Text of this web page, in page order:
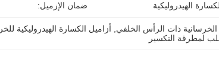
الهيدروليكية ضمان الإزميل:
الخرسانية ذات الرأس الخلفي أزاميل الكسارة الهيدروليكية
لمطرقة التكسير